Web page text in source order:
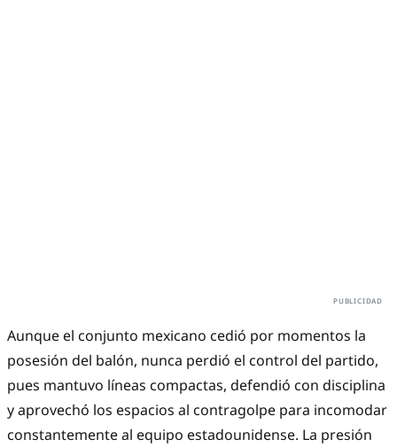
Aunque el conjunto mexicano cedió por momentos la
posesión del balón, nunca perdió el control del partido,
pues mantuvo líneas compactas, defendió con disciplina
y aprovechó los espacios al contragolpe para incomodar
constantemente al equipo estadounidense. La presión